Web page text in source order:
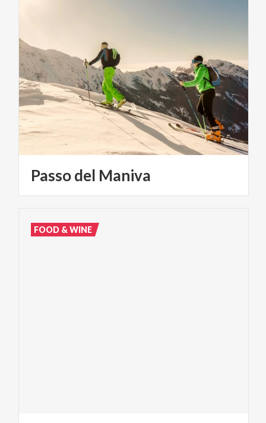
Passodel Maniva
FOOD & WINE